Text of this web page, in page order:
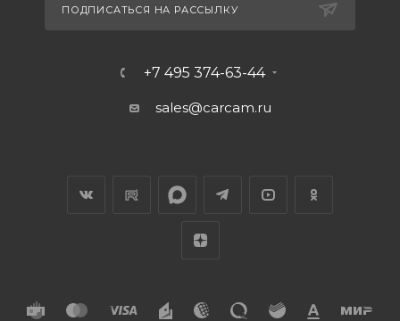
ПОДПИСАТЬСЯ НА РАССЫЛКУ
+7 495 374-63-44
sales@carcam.ru